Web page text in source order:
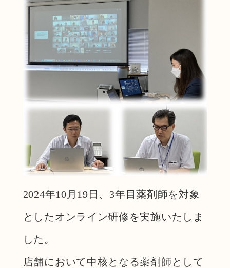
2024年10月19日、3年目薬剤師を対象
としたオンライン研修を実施いたしま
した。
店舗において中核となる薬剤師として